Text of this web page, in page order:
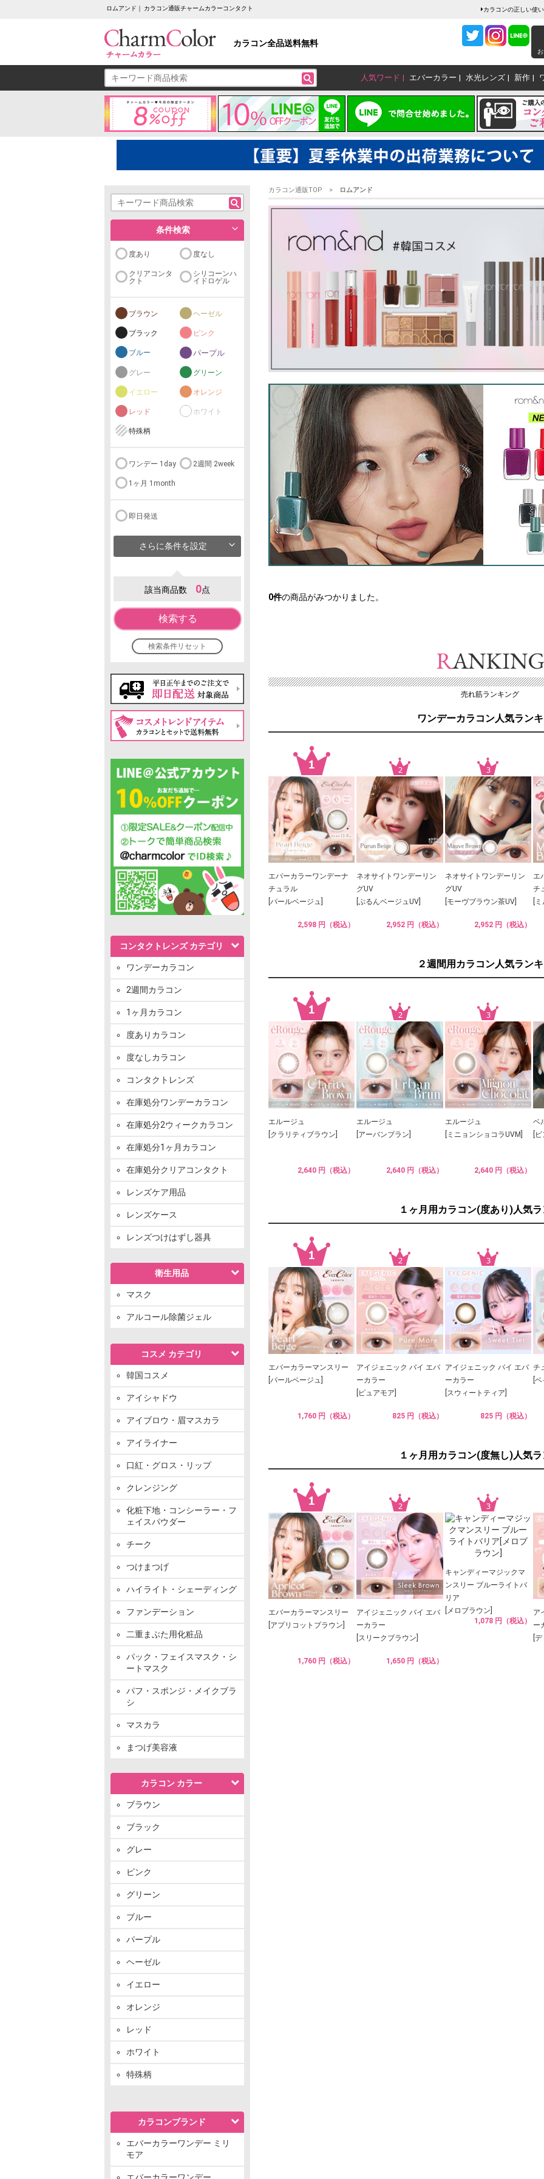
ロムアンド｜ カラコン通販チャームカラーコンタクト カラコンの正しい使
カラコン全品送料無料
人気ワード エバーカラー 水光レンズ 新作
条件検索
度あり 度なし
クリアコンタ
クト
シリコーンハ
イドロゲル
ブラウン ヘーゼル
ブラック ピンク
ブルー パープル
グレー グリーン
イエロー オレンジ
レッド ホワイト
特殊柄
ワンデー 1day 2週間 2week
1ヶ月 1month
即日発送
さらに条件を設定
該当商品数 0点
検索する
検索条件リセット
コンタクトレンズ カテゴリ
ワンデーカラコン
2週間カラコン
1ヶ月カラコン
度ありカラコン
度なしカラコン
コンタクトレンズ
在庫処分ワンデーカラコン
在庫処分2ウィークカラコン
在庫処分1ヶ月カラコン
在庫処分クリアコンタクト
レンズケア用品
レンズケース
レンズつけはずし器具
衛生用品
マスク
アルコール除菌ジェル
コスメ カテゴリ
韓国コスメ
アイシャドウ
アイブロウ・眉マスカラ
アイライナー
口紅・グロス・リップ
クレンジング
化粧下地・コンシーラー・フ
ェイスパウダー
チーク
つけまつげ
ハイライト・シェーディング
ファンデーション
二重まぶた用化粧品
パック・フェイスマスク・シ
ートマスク
パフ・スポンジ・メイクブラ
シ
マスカラ
まつげ美容液
カラコン カラー
ブラウン
ブラック
グレー
ピンク
グリーン
ブルー
パープル
ヘーゼル
イエロー
オレンジ
レッド
ホワイト
特殊柄
カラコンブランド
エバーカラーワンデー ミリ
モア
エバーカラーワンデー
カラコン通販TOP ロムアンド
0件の商品がみつかりました。
売れ筋ランキング
ワンデーカラコン人気ラン
エバーカラーワンデーナ
チュラル
[パールベージュ]
2,598 円（税込）
ネオサイトワンデーリン
グUV
[ぷるんベージュUV]
2,952 円（税込）
ネオサイトワンデーリン
グUV
[モーヴブラウン茶UV]
2,952 円（税込）
エ
チ
[
２週間用カラコン人気ラン
エルージュ
[クラリティブラウン]
2,640 円（税込）
エルージュ
[アーバンブラン]
2,640 円（税込）
エルージュ
[ミニョンショコラUVM]
2,640 円（税込）
ベ
[
１ヶ月用カラコン(度あり)人気
エバーカラーマンスリー
[パールベージュ]
1,760 円（税込）
アイジェニック バイ エバ
ーカラー
[ピュアモア]
825 円（税込）
アイジェニック バイ エバ
ーカラー
[スウィートティア]
825 円（税込）
チ
[
１ヶ月用カラコン(度無し)人気
エバーカラーマンスリー
[アプリコットブラウン]
1,760 円（税込）
アイジェニック バイ エバ
ーカラー
[スリークブラウン]
1,650 円（税込）
キャンディーマジックマ
ンスリー ブルーライトバ
リア
[メロブラウン]
1,078 円（税込）
ア
ー
[